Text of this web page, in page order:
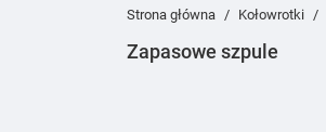
Strona główna Kołowrotki
Zapasowe szpule